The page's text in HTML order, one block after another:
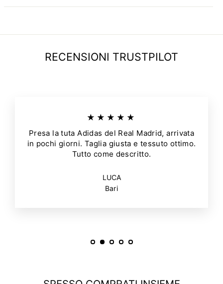
RECENSIONI TRUSTPILOT
★★★★★
Presa la tuta Adidas del Real Madrid, arrivata
in pochi giorni. Taglia giusta e tessuto ottimo.
Tutto come descritto.
LUCA
Bari